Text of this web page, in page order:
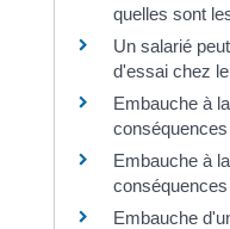
quelles sont
Un salarié
d'essai chez
Embauche à
Embauche à
Embauche